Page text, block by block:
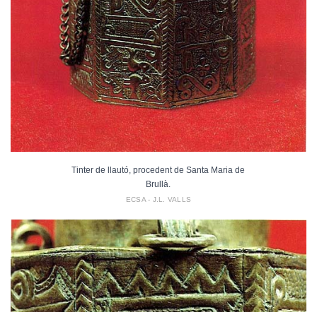
Tinter de llautó, procedent de Santa Maria de
Brullà.
ECSA - J.L. VALLS